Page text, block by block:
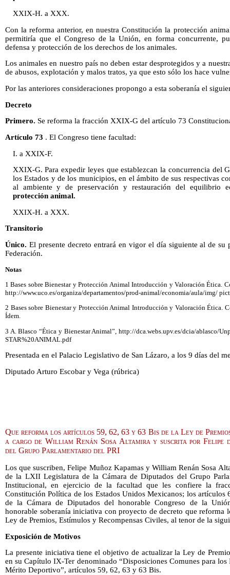
XXIX-H. a XXX.
Con la reforma anterior, en nuestra Constitución la protección
permitiría que el Congreso de la Unión, en forma concurrente,
defensa y protección de los derechos de los animales.
Los animales en nuestro país no deben estar desprotegidos y a
de abusos, explotación y malos tratos, ya que esto sólo los hace
Por las anteriores consideraciones propongo a esta soberanía el
Decreto
Primero. Se reforma la fracción XXIX-G del artículo 73
Artículo 73 . El Congreso tiene facultad:
I. a XXIX-F.
XXIX-G. Para expedir leyes que establezcan la concurrencia del
los Estados y de los municipios, en el ámbito de sus respectivas
al ambiente y de preservación y restauración del equilibrio
protección animal.
XXIX-H. a XXX.
Transitorio
Único. El presente decreto entrará en vigor el día siguiente al de
Federación.
Notas
1 Bases sobre Bienestar y Protección Animal Introducción y Valoración Ética.
http://www.uco.es/organiza/departamentos/prod-animal/economia/aula/img/
2 Bases sobre Bienestar y Protección Animal Introducción y Valoración Ética.
Ídem.
3 A. Blasco “Ética y Bienestar Animal”, http://dca.webs.upv.es/dcia/ablasco/
STAR%20ANIMAL.pdf
Presentada en el Palacio Legislativo de San Lázaro, a los 9 días del
Diputado Arturo Escobar y Vega (rúbrica)
Que reforma los artículos 59, 62, 63 y 63 Bis de la Ley de
a cargo de William Renán Sosa Altamira y suscrita por Felipe
del Grupo Parlamentario del PRI
Los que suscriben, Felipe Muñoz Kapamas y William Renán Sosa
de la LXII Legislatura de la Cámara de Diputados del Grupo
Institucional, en ejercicio de la facultad que les confiere la
Constitución Política de los Estados Unidos Mexicanos; los
de la Cámara de Diputados del honorable Congreso de la
honorable soberanía iniciativa con proyecto de decreto que
Ley de Premios, Estímulos y Recompensas Civiles, al tenor de la
Exposición de Motivos
La presente iniciativa tiene el objetivo de actualizar la Ley de
en su Capítulo IX-Ter denominado “Disposiciones Comunes para
Mérito Deportivo”, artículos 59, 62, 63 y 63 Bis.